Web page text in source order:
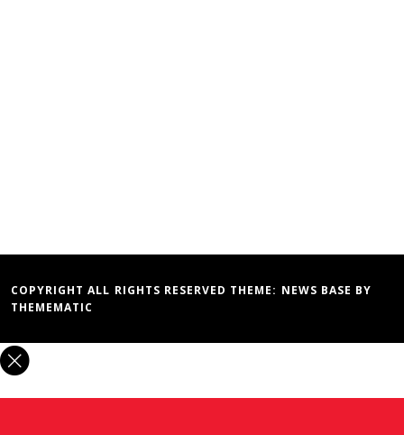
COPYRIGHT ALL RIGHTS RESERVED THEME: NEWS BASE BY
THEMEMATIC